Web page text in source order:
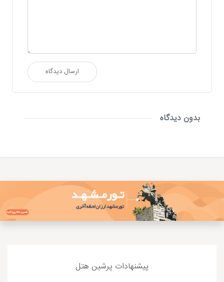
ارسال دیدگاه
بدون دیدگاه
پیشنهادات پرشین هتل